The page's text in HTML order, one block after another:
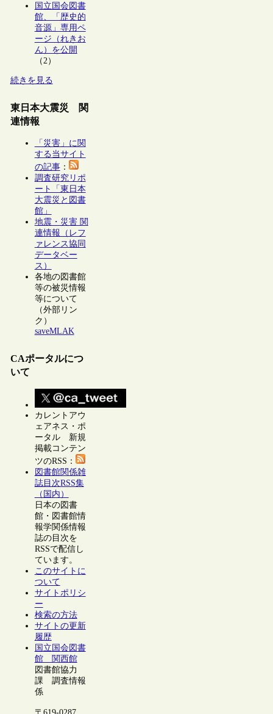
国立国会図書
館、「歴史的
音源」専用ペ
ージ（れきお
ん）を公開
（2）
続きを見る
東日本大震災 関
連情報
「災害」に関
する当サイト
の記事：
調査研究リポ
ート「東日本
大震災と図書
館」
地震・災害 関
連情報（レフ
ァレンス協同
データベー
ス）
各地の図書館
等の被災情報
等について
（外部リン
ク）
saveMLAK
CAポータルにつ
いて
カレントアウ
ェアネス・ポ
ータル 新規
掲載コンテン
ツのRSS：
図書館関係雑
誌目次RSS集
（国内）
日本の図書
館・図書館情
報学関係情報
誌の目次を
RSSで配信し
ています。
このサイトに
ついて
サイトポリシ
ー
検索の方法
サイトの更新
履歴
国立国会図書
館 関西館
図書館協力
課 調査情報
係